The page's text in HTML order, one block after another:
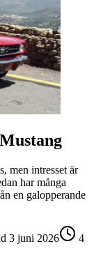
men intresset är
har många
en galopperande
3 juni 2026
4